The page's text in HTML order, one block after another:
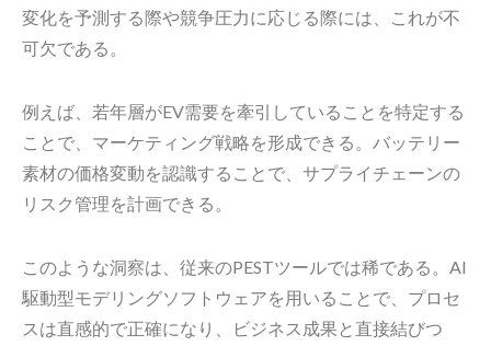
変化を予測する際や競争圧力に応じる際には、これが不
可欠である。
例えば、若年層がEV需要を牽引していることを特定する
ことで、マーケティング戦略を形成できる。バッテリー
素材の価格変動を認識することで、サプライチェーンの
リスク管理を計画できる。
このような洞察は、従来のPESTツールでは稀である。AI
駆動型モデリングソフトウェアを用いることで、プロセ
スは直感的で正確になり、ビジネス成果と直接結びつ